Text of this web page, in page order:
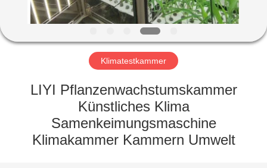
UNS
FABRIK-
QUALITÄTSKONTROLLE
TRETEN
Klimatestkammer
LIYI Pflanzenwachstumskammer
Künstliches Klima
Samenkeimungsmaschine
Klimakammer Kammern Umwelt